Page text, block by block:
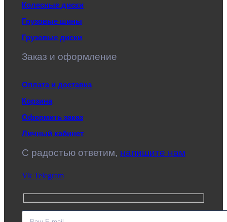
Колесные диски
Грузовые шины
Грузовые диски
Заказ и оформление
Оплата и доставка
Корзина
Оформить заказ
Личный кабинет
C радостью ответим, напишите нам
Vk Telegram